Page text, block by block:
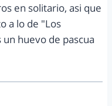
en solitario, asi que
a lo de "Los
huevo de pascua